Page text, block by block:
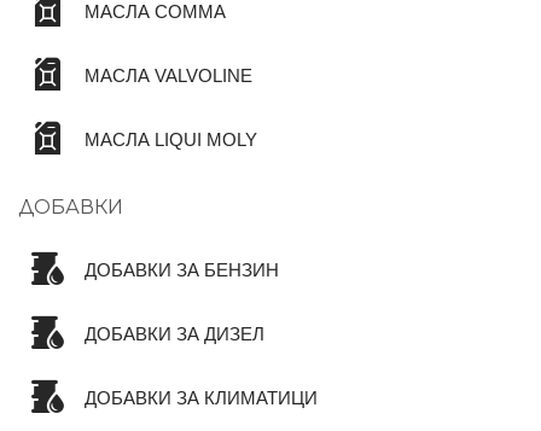
МАСЛА COMMA
МАСЛА VALVOLINE
МАСЛА LIQUI MOLY
ДОБАВКИ
ДОБАВКИ ЗА БЕНЗИН
ДОБАВКИ ЗА ДИЗЕЛ
ДОБАВКИ ЗА КЛИМАТИЦИ